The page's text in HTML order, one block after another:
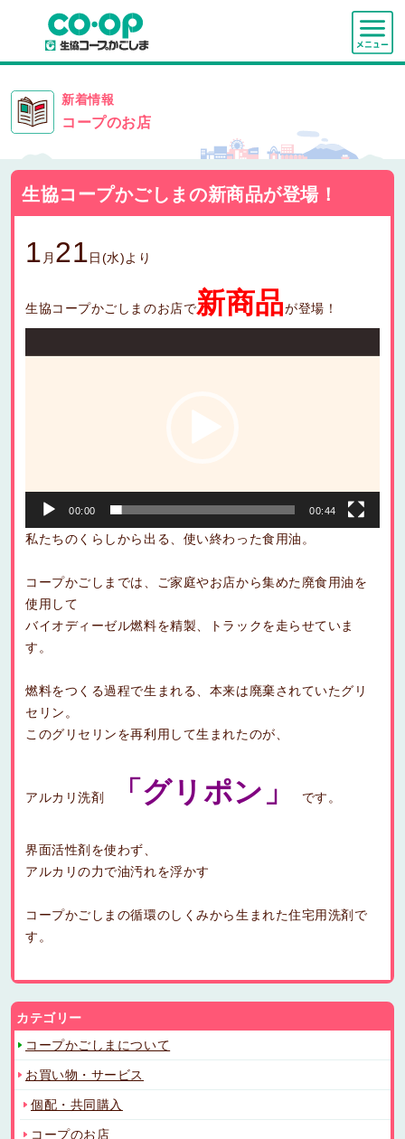
新着情報
コープのお店
生協コープかごしまの新商品が登場！
1 月 21日(水)より
生協コープかごしまのお店で新商品が登場！
画
00:00 00:44
私たちのくらしから出る、使い終わった食用油。
コープかごしまでは、ご家庭やお店から集めた廃食用油を
使用して
バイオディーゼル燃料を精製、トラックを走らせていま
す。
燃料をつくる過程で生まれる、本来は廃棄されていたグリ
セリン。
このグリセリンを再利用して生まれたのが、
アルカリ洗剤 「グリポン」 です。
界面活性剤を使わず、
アルカリの力で油汚れを浮かす
コープかごしまの循環のしくみから生まれた住宅用洗剤で
す。
カテゴリー
コープかごしまについて
お買い物・サービス
個配・共同購入
コープのお店